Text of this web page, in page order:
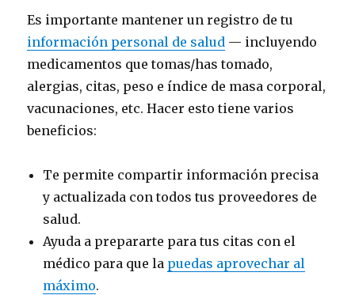
Es importante mantener un registro de tu
información personal de salud — incluyendo
medicamentos que tomas/has tomado,
alergias, citas, peso e índice de masa corporal,
vacunaciones, etc. Hacer esto tiene varios
beneficios:
Te permite compartir información precisa
y actualizada con todos tus proveedores de
salud.
Ayuda a prepararte para tus citas con el
médico para que la puedas aprovechar al
máximo.